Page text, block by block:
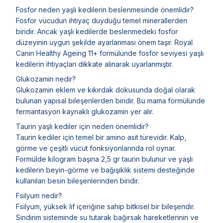
Fosfor neden yaşlı kedilerin beslenmesinde önemlidir?
Fosfor vücudun ihtiyaç duyduğu temel minerallerden
biridir. Ancak yaşlı kedilerde beslenmedeki fosfor
düzeyinin uygun şekilde ayarlanması önem taşır. Royal
Canin Healthy Ageing 11+ formülünde fosfor seviyesi yaşlı
kedilerin ihtiyaçları dikkate alınarak uyarlanmıştır.
Glukozamin nedir?
Glukozamin eklem ve kıkırdak dokusunda doğal olarak
bulunan yapısal bileşenlerden biridir. Bu mama formülünde
fermantasyon kaynaklı glukozamin yer alır.
Taurin yaşlı kediler için neden önemlidir?
Taurin kediler için temel bir amino asit türevidir. Kalp,
görme ve çeşitli vücut fonksiyonlarında rol oynar.
Formülde kilogram başına 2,5 gr taurin bulunur ve yaşlı
kedilerin beyin-görme ve bağışıklık sistemi desteğinde
kullanılan besin bileşenlerinden biridir.
Fsilyum nedir?
Fsilyum, yüksek lif içeriğine sahip bitkisel bir bileşendir.
Sindirim sisteminde su tutarak bağırsak hareketlerinin ve